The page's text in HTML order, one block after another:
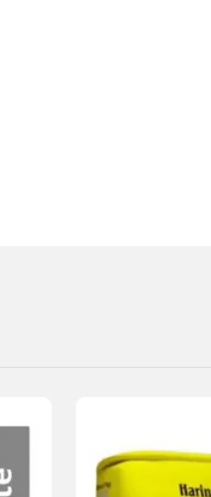
Agregar